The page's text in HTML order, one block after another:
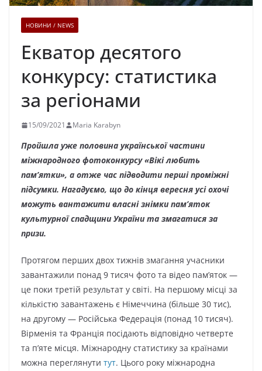
НОВИНИ / NEWS
Екватор десятого
конкурсу: статистика
за регіонами
15/09/2021 Maria Karabyn
Пройшла уже половина української частини
міжнародного фотоконкурсу «Вікі любить
пам’ятки», а отже час підводити перші проміжні
підсумки. Нагадуємо, що до кінця вересня усі охочі
можуть вантажити власні знімки пам’яток
культурної спадщини України та змагатися за
призи.
Протягом перших двох тижнів змагання учасники
завантажили понад 9 тисяч фото та відео пам’яток —
це поки третій результат у світі. На першому місці за
кількістю завантажень є Німеччина (більше 30 тис),
на другому — Російська Федерація (понад 10 тисяч).
Вірменія та Франція посідають відповідно четверте
та п’яте місця. Міжнародну статистику за країнами
можна переглянути тут. Цього року міжнародна